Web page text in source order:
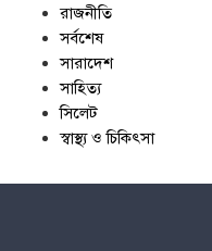
রাজনীতি
সর্বশেষ
সারাদেশ
সাহিত্য
সিলেট
স্বাস্থ্য ও চিকিৎসা